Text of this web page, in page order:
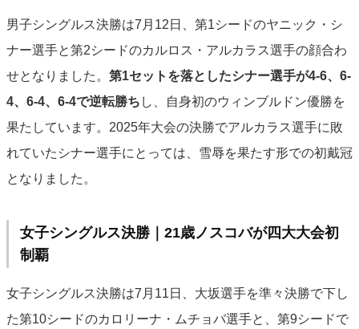
男子シングルス決勝は7月12日、第1シードのヤニック・シ
ナー選手と第2シードのカルロス・アルカラス選手の顔合わ
せとなりました。 第1セットを落としたシナー選手が4-6、6-
4、6-4、6-4で逆転勝ち し、自身初のウィンブルドン優勝を
果たしています。2025年大会の決勝でアルカラス選手に敗
れていたシナー選手にとっては、雪辱を果たす形での初戴冠
となりました。
女子シングルス決勝｜21歳ノスコバが四大大会初
制覇
女子シングルス決勝は7月11日、大坂選手を準々決勝で下し
た第10シードのカロリーナ・ムチョバ選手と、第9シードで